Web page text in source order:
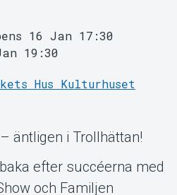
16 Jan 17:30
19:30
Hus Kulturhuset
äntligen i Trollhättan!
efter succéerna med
och Familjen